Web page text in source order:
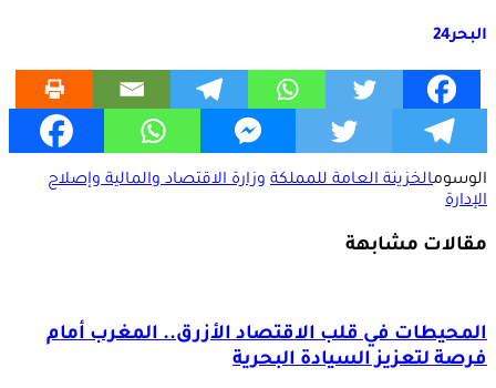
البحر24
الوسومالخزينة العامة للمملكة وزارة الاقتصاد والمالية وإصلاح
الإدارة
مقالات مشابهة
المحيطات في قلب الاقتصاد الأزرق.. المغرب أمام
فرصة لتعزيز السيادة البحرية